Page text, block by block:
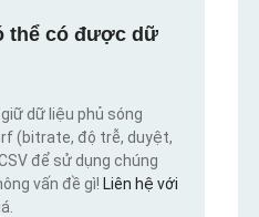
thể có được dữ
dữ liệu phủ sóng
(bitrate, độ trễ, duyệt,
để sử dụng chúng
vấn đề gì! Liên hệ với